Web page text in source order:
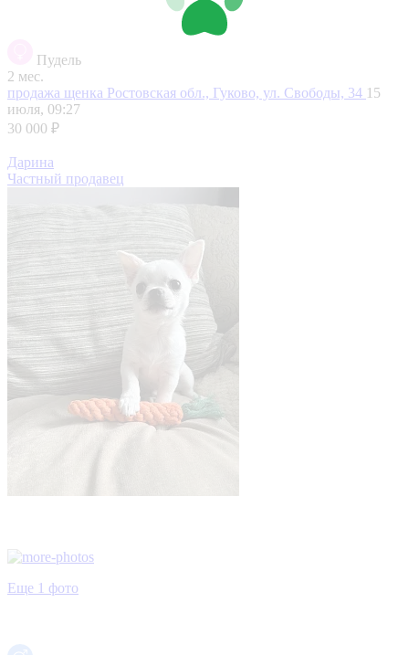
Пудель
2 мес.
продажа щенка Ростовская обл., Гуково, ул. Свободы, 34 15
июля, 09:27
30 000 ₽
Дарина
Частный продавец
Еще 1 фото